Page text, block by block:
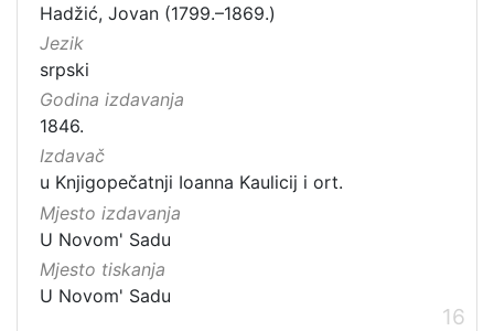
Hadžić, Jovan (1799.–1869.)
Jezik
srpski
Godina izdavanja
1846.
Izdavač
u Knjigopečatnji Ioanna Kaulicij i ort.
Mjesto izdavanja
U Novom' Sadu
Mjesto tiskanja
U Novom' Sadu
16